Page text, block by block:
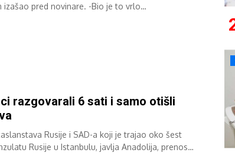
izašao pred novinare. -Bio je to vrlo
razgovarali 6 sati i samo otišli
Rusije i SAD-a koji je trajao oko šest
Rusije u Istanbulu, javlja Anadolija, prenosi